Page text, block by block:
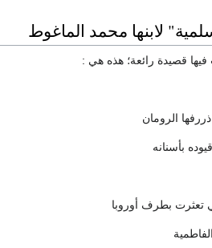
لابنها محمد الماغوط
قصيدة رائعة؛ هذه هي :
الرومان
بأسنانه
تعثرت بطرف أوروبا